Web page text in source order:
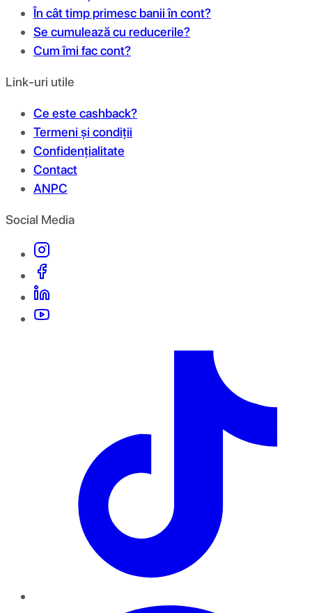
În cât timp primesc banii în cont?
Se cumulează cu reducerile?
Cum îmi fac cont?
Link-uri utile
Ce este cashback?
Termeni și condiții
Confidențialitate
Contact
ANPC
Social Media